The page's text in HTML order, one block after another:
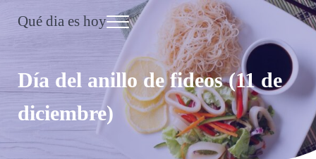
Saltar al contenido principal
Skip to header right navigation
Qué dia es hoy
Día Internacional
Menu
Día del anillo de fideos (11 de
diciembre)